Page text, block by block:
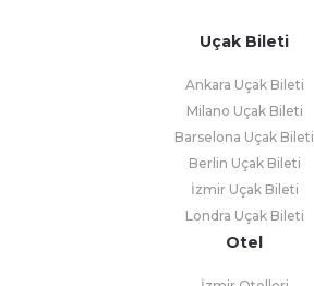
Uçak Bileti
Ankara Uçak Bileti
Milano Uçak Bileti
Barselona Uçak Bileti
Berlin Uçak Bileti
İzmir Uçak Bileti
Londra Uçak Bileti
Otel